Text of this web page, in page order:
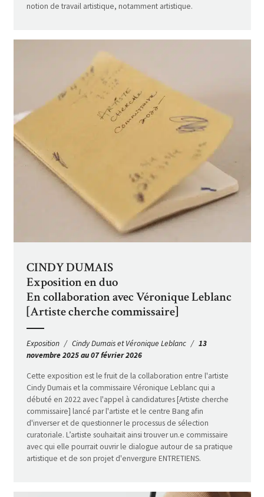
notion de travail artistique, notamment artistique.
CINDY DUMAIS
Exposition en duo
En collaboration avec Véronique Leblanc
[Artiste cherche commissaire]
Exposition Cindy Dumais et Véronique Leblanc
13
novembre 2025 au 07 février 2026
Cette exposition est le fruit de la collaboration entre l'artiste
Cindy Dumais et la commissaire Véronique Leblanc qui a
débuté en 2022 avec l'appel à candidatures [Artiste cherche
commissaire] lancé par l'artiste et le centre Bang afin
d'inverser et de questionner le processus de sélection
curatoriale. L’artiste souhaitait ainsi trouver un.e commissaire
avec qui elle pourrait ouvrir le dialogue autour de sa pratique
artistique et de son projet d'envergure ENTRETIENS.